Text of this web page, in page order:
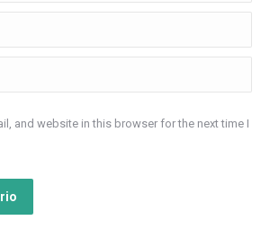
and website in this browser for the next time I